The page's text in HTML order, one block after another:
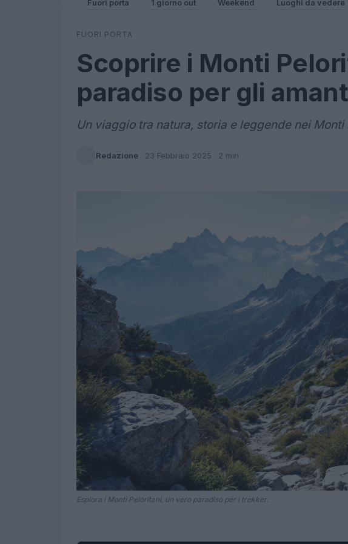
Fuori porta 1 giorno out Weekend Luoghi da vedere
FUORI PORTA
Scoprire i Monti
paradiso per gli
Un viaggio tra natura, storia e leggende nei
Redazione · 23 Febbraio 2025 · 2 min
Esplora i Monti Peloritani, un vero paradiso per i trekker.